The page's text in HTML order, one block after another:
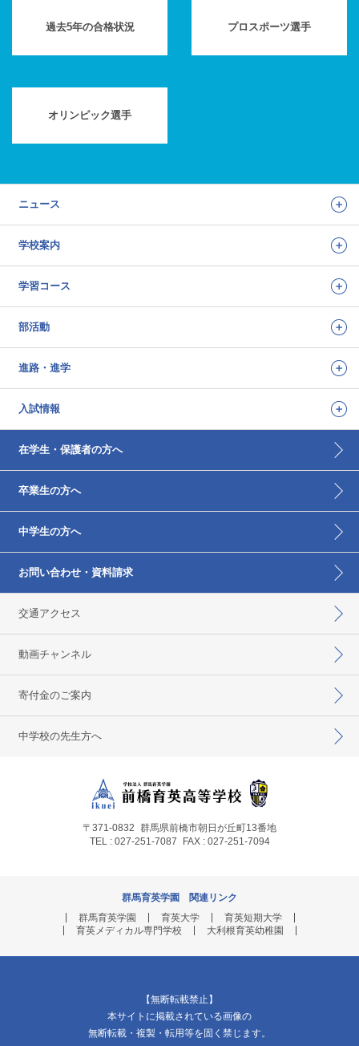
過去5年の合格状況 プロスポーツ選手
オリンピック選手
ニュース
学校案内
学習コース
部活動
進路・進学
入試情報
在学生・保護者の方へ
卒業生の方へ
中学生の方へ
お問い合わせ・資料請求
交通アクセス
動画チャンネル
寄付金のご案内
中学校の先生方へ
〒371-0832 群馬県前橋市朝日が丘町13番地
TEL : 027-251-7087
FAX : 027-251-7094
群馬育英学園 関連リンク
群馬育英学園
育英大学
育英短期大学
育英メディカル専門学校
大利根育英幼稚園
【無断転載禁止】
本サイトに掲載されている画像の
無断転載・複製・転用等を固く禁じます。